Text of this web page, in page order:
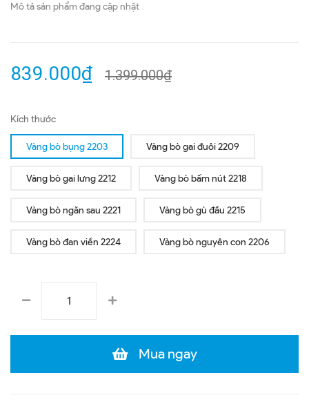
Mô tả sản phẩm đang cập nhật
839.000₫ 1.399.000₫
Kích thước
Vàng bò bụng 2203 Vàng bò gai đuôi 2209
Vàng bò gai lưng 2212 Vàng bò bấm nút 2218
Vàng bò ngăn sau 2221 Vàng bò gù đầu 2215
Vàng bò đan viền 2224 Vàng bò nguyên con 2206
Mua ngay